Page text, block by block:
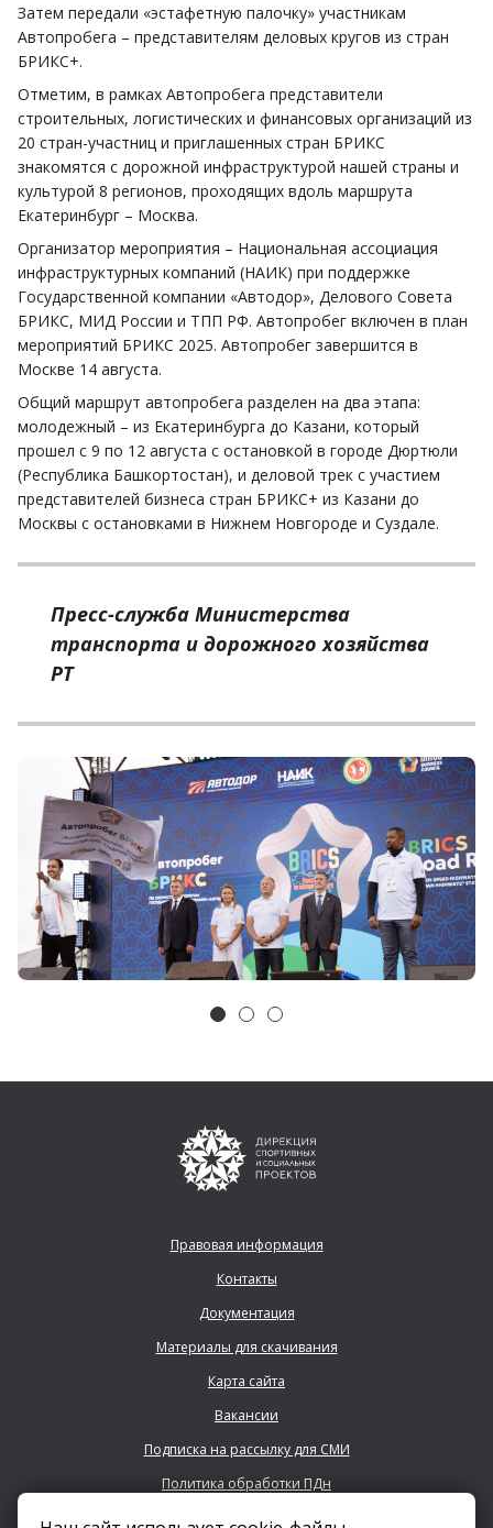
Затем передали «эстафетную палочку» участникам
Автопробега – представителям деловых кругов из стран
БРИКС+.
Отметим, в рамках Автопробега представители
строительных, логистических и финансовых организаций из
20 стран-участниц и приглашенных стран БРИКС
знакомятся с дорожной инфраструктурой нашей страны и
культурой 8 регионов, проходящих вдоль маршрута
Екатеринбург – Москва.
Организатор мероприятия – Национальная ассоциация
инфраструктурных компаний (НАИК) при поддержке
Государственной компании «Автодор», Делового Совета
БРИКС, МИД России и ТПП РФ. Автопробег включен в план
мероприятий БРИКС 2025. Автопробег завершится в
Москве 14 августа.
Общий маршрут автопробега разделен на два этапа:
молодежный – из Екатеринбурга до Казани, который
прошел с 9 по 12 августа с остановкой в городе Дюртюли
(Республика Башкортостан), и деловой трек с участием
представителей бизнеса стран БРИКС+ из Казани до
Москвы с остановками в Нижнем Новгороде и Суздале.
Пресс-служба Министерства
транспорта и дорожного хозяйства
РТ
Правовая информация
Контакты
Документация
Материалы для скачивания
Карта сайта
Вакансии
Подписка на рассылку для СМИ
Политика обработки ПДн